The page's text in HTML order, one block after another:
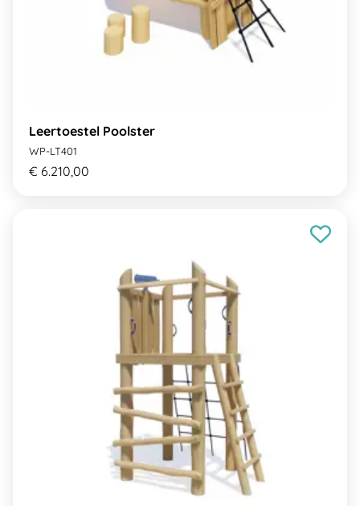
Leertoestel Poolster
WP-LT401
€ 6.210,00